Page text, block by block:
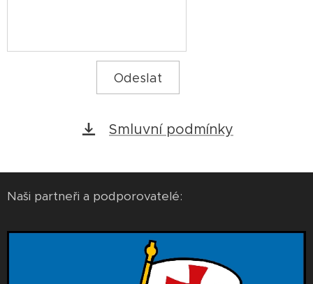
Odeslat
Smluvní podmínky
Naši partneři a podporovatelé: